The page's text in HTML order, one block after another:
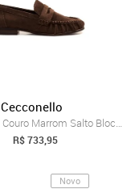
Cecconello
Mocassim Couro Marrom Salto Bloco Baixo ...
R$ 733,95
Novo